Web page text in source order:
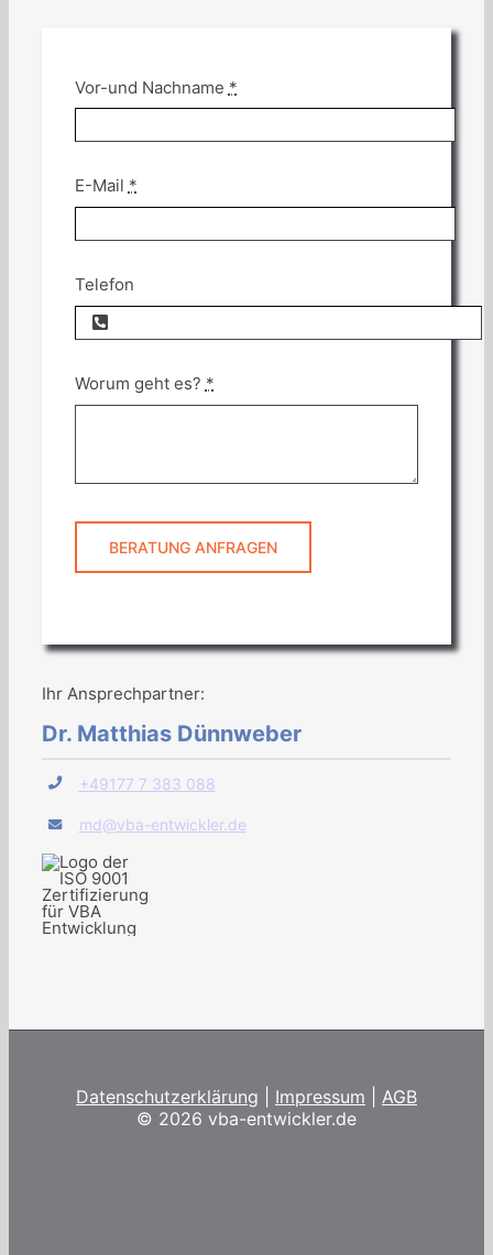
Ihr Ansprechpartner:
Dr. Matthias Dünnweber
+49177 7 383 088
md@vba-entwickler.de
Vor-und Nachname *
E-Mail *
Telefon
Worum geht es? *
BERATUNG ANFRAGEN
Datenschutzerklärung Impressum
AGB
© 2026 vba-entwickler.de